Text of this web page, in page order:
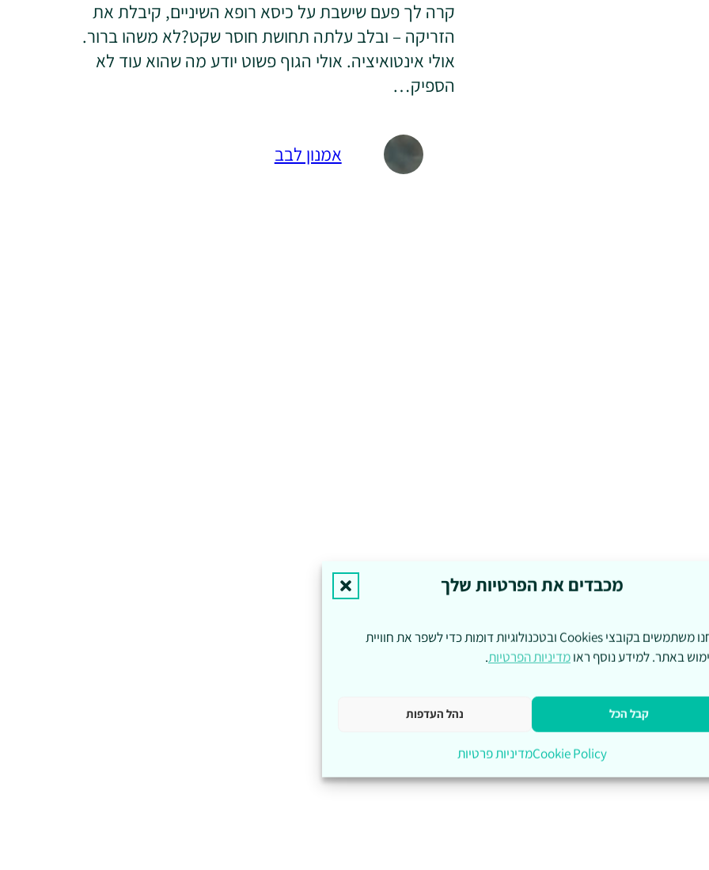
מכבדים את הפרטיות שלך
אנחנו משתמשים בקובצי Cookies ובטכנולוגיות דומות כדי לשפר את חוויית
באתר. למידע נוסף ראומדיניות הפרטיות.
קבל הכל נהל העדפות
Cookie Policyמדיניות פרטיות
קרה לך פעם שישבת על כיסא רופא השיניים, קיבלת את
הזריקה – ובלב עלתה תחושת חוסר שקט?לא משהו ברור.
אולי אינטואיציה. אולי הגוף פשוט יודע מה שהוא עוד לא
הספיק…
אמנון לבב